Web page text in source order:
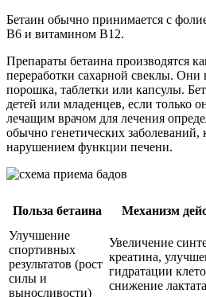
Бетаин обычно принимается с
В6 и витамином В12.
Препараты бетаина производятся
переработки сахарной свеклы.
порошка, таблетки или капсулы.
детей или младенцев, если только
лечащим врачом для лечения
обычно генетических заболеваний,
нарушением функции печени.
Польза бетаина Механизм
Улучшение
спортивных
результатов (рост
силы и
выносливости)
Увеличение
креатина,
гидратации
снижение лактата